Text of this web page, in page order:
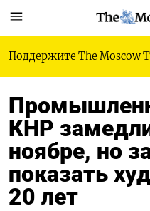
Поддержите The Moscow
КНР
ноябре, но
показать
20 лет